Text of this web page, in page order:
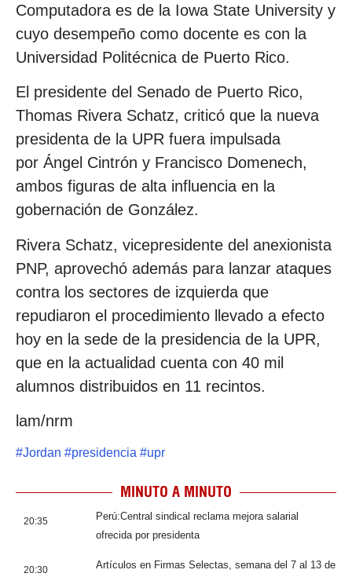
Computadora es de la Iowa State University y
cuyo desempeño como docente es con la
Universidad Politécnica de Puerto Rico.
El presidente del Senado de Puerto Rico,
Thomas Rivera Schatz, criticó que la nueva
presidenta de la UPR fuera impulsada
por Ángel Cintrón y Francisco Domenech,
ambos figuras de alta influencia en la
gobernación de González.
Rivera Schatz, vicepresidente del anexionista
PNP, aprovechó además para lanzar ataques
contra los sectores de izquierda que
repudiaron el procedimiento llevado a efecto
hoy en la sede de la presidencia de la UPR,
que en la actualidad cuenta con 40 mil
alumnos distribuidos en 11 recintos.
lam/nrm
#Jordan #presidencia #upr
MINUTO A MINUTO
20:35
Perú:Central sindical reclama mejora salarial
ofrecida por presidenta
20:30
Artículos en Firmas Selectas, semana del 7 al 13 de